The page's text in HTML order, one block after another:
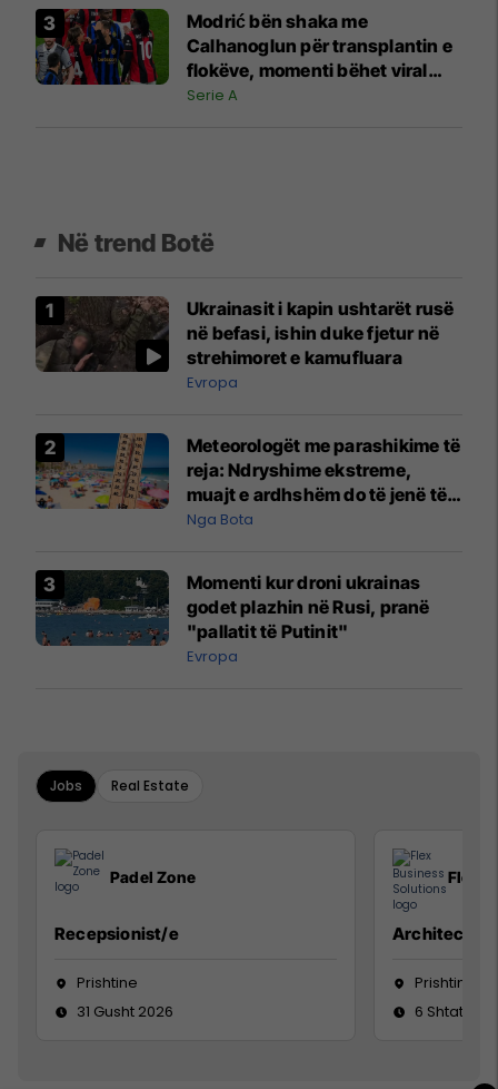
Modrić bën shaka me
Calhanoglun për transplantin e
flokëve, momenti bëhet viral
pas derbit
Serie A
Në trend Botë
Ukrainasit i kapin ushtarët rusë
në befasi, ishin duke fjetur në
strehimoret e kamufluara
Evropa
Meteorologët me parashikime të
reja: Ndryshime ekstreme,
muajt e ardhshëm do të jenë të
pazakontë
Nga Bota
Momenti kur droni ukrainas
godet plazhin në Rusi, pranë
"pallatit të Putinit"
Evropa
Jobs Real Estate
Padel Zone
Recepsionist/e
Prishtine
31 Gusht 2026
Flex
Architect
Prishtinë
6 Shtator